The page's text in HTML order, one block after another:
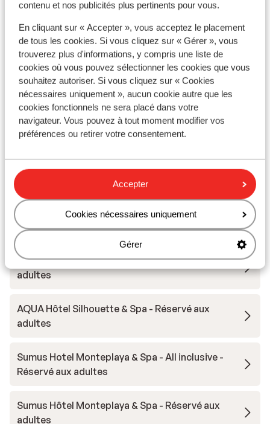
contenu et nos publicités plus pertinents pour vous.
En cliquant sur « Accepter », vous acceptez le placement
de tous les cookies. Si vous cliquez sur « Gérer », vous
trouverez plus d'informations, y compris une liste de
cookies où vous pouvez sélectionner les cookies que vous
souhaitez autoriser. Si vous cliquez sur « Cookies
nécessaires uniquement », aucun cookie autre que les
cookies fonctionnels ne sera placé dans votre
navigateur. Vous pouvez à tout moment modifier vos
préférences ou retirer votre consentement.
Accepter
Cookies nécessaires uniquement
Gérer
Distance jusqu'à l'arrêt de bus environ 100 mètres
Distance jusqu'au distributeur d'argent environ
150 mètres
Distance aux magasins les plus proches environ
400 mètres
Distance à la supérette la plus proche environ 100
mètres
Distance au restaurant le plus proche environ 300
mètres
Autres hébergements - Costa Brava
Hôtel L'Azure
Hôtel Neptuno & SPA
Aqua Hôtel Silhouette & Spa - Réservé aux
adultes
AQUA Hôtel Silhouette & Spa - Réservé aux
adultes
Sumus Hotel Monteplaya & Spa - All inclusive -
Réservé aux adultes
Sumus Hôtel Monteplaya & Spa - Réservé aux
adultes